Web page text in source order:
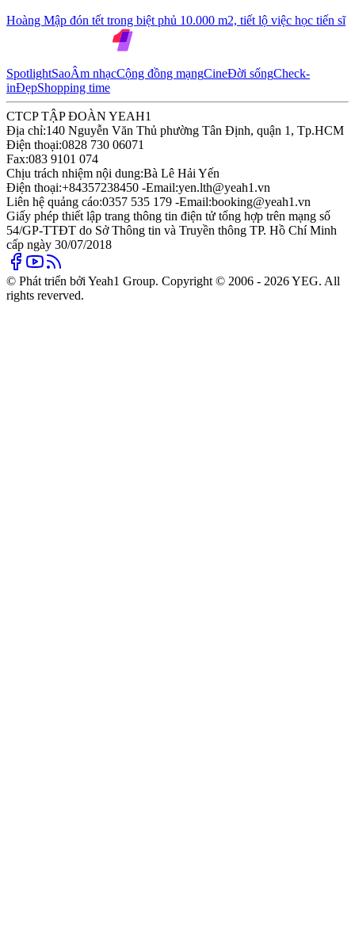
Hoàng Mập đón tết trong biệt phủ 10.000 m2, tiết lộ việc học tiến sĩ
SpotlightSaoÂm nhạcCộng đồng mạngCineĐời sốngCheck-
inĐẹpShopping time
CTCP TẬP ĐOÀN YEAH1
Địa chỉ:140 Nguyễn Văn Thủ phường Tân Định, quận 1, Tp.HCM
Điện thoại:0828 730 06071
Fax:083 9101 074
Chịu trách nhiệm nội dung:Bà Lê Hải Yến
Điện thoại:+84357238450 -Email:yen.lth@yeah1.vn
Liên hệ quảng cáo:0357 535 179 -Email:booking@yeah1.vn
Giấy phép thiết lập trang thông tin điện tử tổng hợp trên mạng số
54/GP-TTĐT do Sở Thông tin và Truyền thông TP. Hồ Chí Minh
cấp ngày 30/07/2018
© Phát triển bởi Yeah1 Group. Copyright © 2006 - 2026 YEG. All
rights reverved.